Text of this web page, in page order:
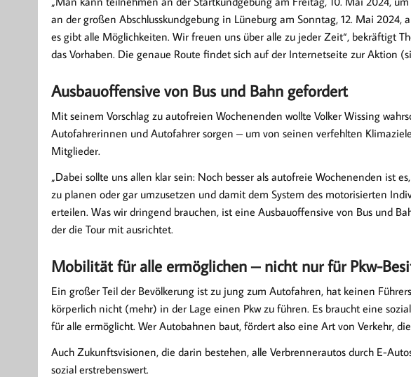
an der großen Abschlusskundgebung in Lüneburg am Sonntag, 12. Mai 2024,
es gibt alle Möglichkeiten. Wir freuen uns über alle zu jeder Zeit“, bekräftigt
das Vorhaben. Die genaue Route findet sich auf der Internetseite zur Aktion
Ausbauoffensive von Bus und Bahn gefordert
Mit seinem Vorschlag zu autofreien Wochenenden wollte Volker Wissing
Autofahrerinnen und Autofahrer sorgen – um von seinen verfehlten
Mitglieder.
„Dabei sollte uns allen klar sein: Noch besser als autofreie Wochenenden ist
zu planen oder gar umzusetzen und damit dem System des motorisierten
erteilen. Was wir dringend brauchen, ist eine Ausbauoffensive von Bus und
der die Tour mit ausrichtet.
Mobilität für alle ermöglichen – nicht nur für Pkw-
Ein großer Teil der Bevölkerung ist zu jung zum Autofahren, hat keinen
körperlich nicht (mehr) in der Lage einen Pkw zu führen. Es braucht eine
für alle ermöglicht. Wer Autobahnen baut, fördert also eine Art von Verkehr,
Auch Zukunftsvisionen, die darin bestehen, alle Verbrennerautos durch E-
sozial erstrebenswert.